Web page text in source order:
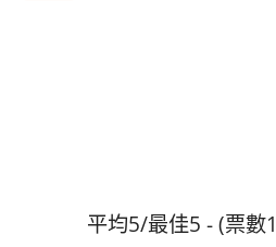
平均5/最佳5 - (票數